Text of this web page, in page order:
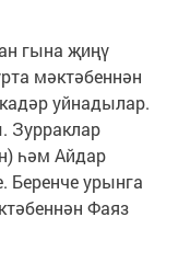
гына җиңү
мәктәбеннән
уйнадылар.
Зурраклар
һәм Айдар
Беренче урынга
Фаяз